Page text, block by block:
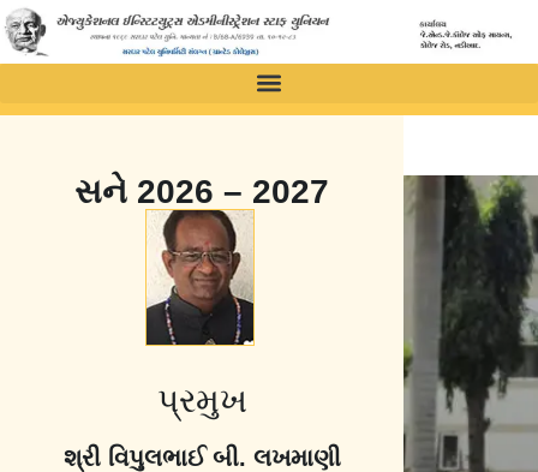
સને 2026 – 2027
પ્રમુખ
શ્રી વિપુલભાઈ બી. લખમાણી